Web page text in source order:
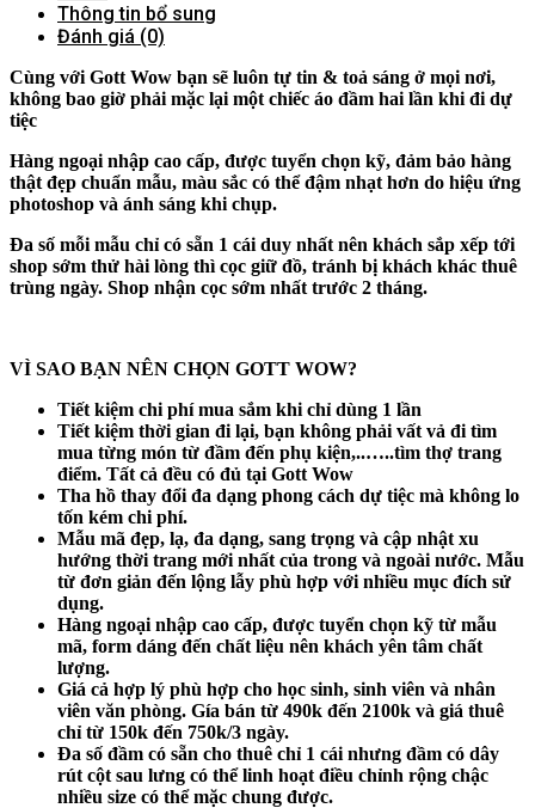
Thông tin bổ sung
Đánh giá (0)
Cùng với Gott Wow bạn sẽ luôn tự tin & toả sáng ở mọi nơi,
không bao giờ phải mặc lại một chiếc áo đầm hai lần khi đi dự
tiệc
Hàng ngoại nhập cao cấp, được tuyển chọn kỹ, đảm bảo hàng
thật đẹp chuẩn mẫu, màu sắc có thể đậm nhạt hơn do hiệu ứng
photoshop và ánh sáng khi chụp.
Đa số mỗi mẫu chỉ có sẵn 1 cái duy nhất nên khách sắp xếp tới
shop sớm thử hài lòng thì cọc giữ đồ, tránh bị khách khác thuê
trùng ngày. Shop nhận cọc sớm nhất trước 2 tháng.
VÌ SAO BẠN NÊN CHỌN GOTT WOW?
Tiết kiệm chi phí mua sắm khi chỉ dùng 1 lần
Tiết kiệm thời gian đi lại, bạn không phải vất vả đi tìm
mua từng món từ đầm đến phụ kiện,..…..tìm thợ trang
điểm. Tất cả đều có đủ tại Gott Wow
Tha hồ thay đổi đa dạng phong cách dự tiệc mà không lo
tốn kém chi phí.
Mẫu mã đẹp, lạ, đa dạng, sang trọng và cập nhật xu
hướng thời trang mới nhất của trong và ngoài nước. Mẫu
từ đơn giản đến lộng lẫy phù hợp với nhiều mục đích sử
dụng.
Hàng ngoại nhập cao cấp, được tuyển chọn kỹ từ mẫu
mã, form dáng đến chất liệu nên khách yên tâm chất
lượng.
Giá cả hợp lý phù hợp cho học sinh, sinh viên và nhân
viên văn phòng. Gía bán từ 490k đến 2100k và giá thuê
chỉ từ 150k đến 750k/3 ngày.
Đa số đầm có sẵn cho thuê chỉ 1 cái nhưng đầm có dây
rút cột sau lưng có thể linh hoạt điều chỉnh rộng chậc
nhiều size có thể mặc chung được.